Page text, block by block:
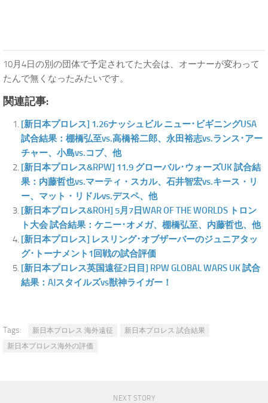
10月4日の別の団体で予定されてた大会は、オーナーが変わって
たんで無くなったみたいです。
関連記事:
[新日本プロレス] 1.26ナッシュビル ニュー･ビギニングUSA
試合結果：棚橋弘至vs.高橋裕二郎、永田裕志vs.ランス･アー
チャー、小島vs.コブ、他
[新日本プロレス&RPW] 11.9 グローバル･ウォーズUK 試合結
果：内藤哲也vs.マーティ・スカル、石井智宏vs.キース・リ
ー、マット・リドルvs.デスペ、他
[新日本プロレス&ROH] 5月7日WAR OF THE WORLDS トロン
ト大会 試合結果：ケニー･オメガ、棚橋弘至、内藤哲也、他
[新日本プロレス] レスリング･オブザーバーのジュニアタッ
グ･トーナメント1回戦の試合評価
[新日本プロレス英国遠征2日目] RPW GLOBAL WARS UK 試合
結果：AJスタイルズvs獣神ライガー！
Tags: 新日本プロレス 海外遠征
新日本プロレス 試合結果
新日本プロレス海外の評価
NEXT STORY